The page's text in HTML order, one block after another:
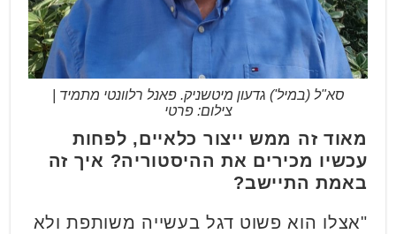
סא"ל (במיל') גדעון מיטשניק. פאנל רלוונטי מתמיד |
צילום: פרטי
מאוד זה ממש ייצור כלאיים, לפחות
עכשיו מכירים את ההיסטוריה? איך זה
באמת התיישב?
"אצלו הוא פשוט דגל בעשייה משותפת ולא